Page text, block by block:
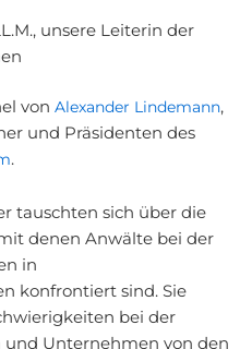
unsere Leiterin der
von Alexander Lindemann,
und Präsidenten des
.
tauschten sich über die
denen Anwälte bei der
in
konfrontiert sind. Sie
bei der
und Unternehmen von den